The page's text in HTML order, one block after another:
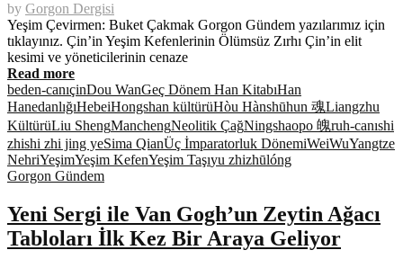
by Gorgon Dergisi
Yeşim Çevirmen: Buket Çakmak Gorgon Gündem yazılarımız için
tıklayınız. Çin’in Yeşim Kefenlerinin Ölümsüz Zırhı Çin’in elit
kesimi ve yöneticilerinin cenaze
Read more
beden-canıçinDou WanGeç Dönem Han KitabıHan
HanedanlığıHebeiHongshan kültürüHòu Hànshūhun 魂Liangzhu
KültürüLiu ShengManchengNeolitik ÇağNingshaopo 魄ruh-canıshi
zhishi zhi jing yeSima QianÜç İmparatorluk DönemiWeiWuYangtze
NehriYeşimYeşim KefenYeşim Taşıyu zhizhūlóng
Gorgon Gündem
Yeni Sergi ile Van Gogh’un Zeytin Ağacı
Tabloları İlk Kez Bir Araya Geliyor